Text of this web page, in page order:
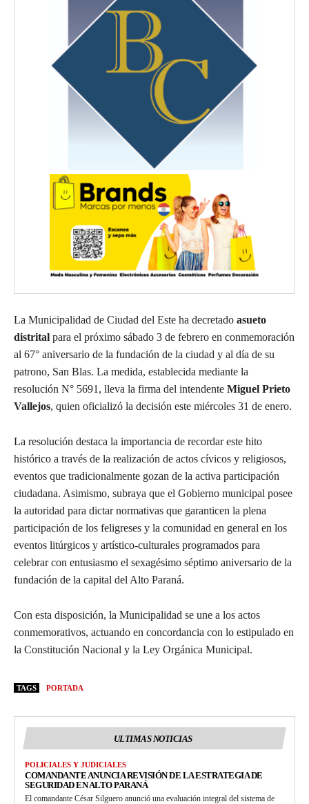
La Municipalidad de Ciudad del Este ha decretado asueto
distrital para el próximo sábado 3 de febrero en conmemoración
al 67° aniversario de la fundación de la ciudad y al día de su
patrono, San Blas. La medida, establecida mediante la
resolución N° 5691, lleva la firma del intendente Miguel Prieto
Vallejos, quien oficializó la decisión este miércoles 31 de enero.
La resolución destaca la importancia de recordar este hito
histórico a través de la realización de actos cívicos y religiosos,
eventos que tradicionalmente gozan de la activa participación
ciudadana. Asimismo, subraya que el Gobierno municipal posee
la autoridad para dictar normativas que garanticen la plena
participación de los feligreses y la comunidad en general en los
eventos litúrgicos y artístico-culturales programados para
celebrar con entusiasmo el sexagésimo séptimo aniversario de la
fundación de la capital del Alto Paraná.
Con esta disposición, la Municipalidad se une a los actos
conmemorativos, actuando en concordancia con lo estipulado en
la Constitución Nacional y la Ley Orgánica Municipal.
TAGS PORTADA
ULTIMAS NOTICIAS
POLICIALES Y JUDICIALES
COMANDANTE ANUNCIA REVISIÓN DE LA ESTRATEGIA DE
SEGURIDAD EN ALTO PARANÁ
El comandante César Silguero anunció una evaluación integral del sistema de